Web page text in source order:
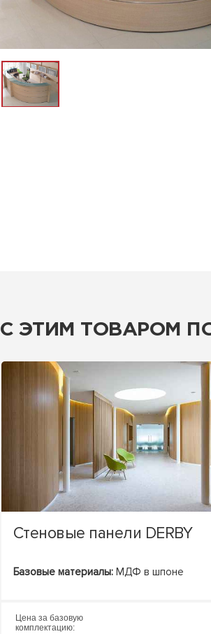
С ЭТИМ ТОВАРОМ
Стеновые панели DERBY
Базовые материалы:МДФ в шпоне
Цена за базовую
комплектацию: